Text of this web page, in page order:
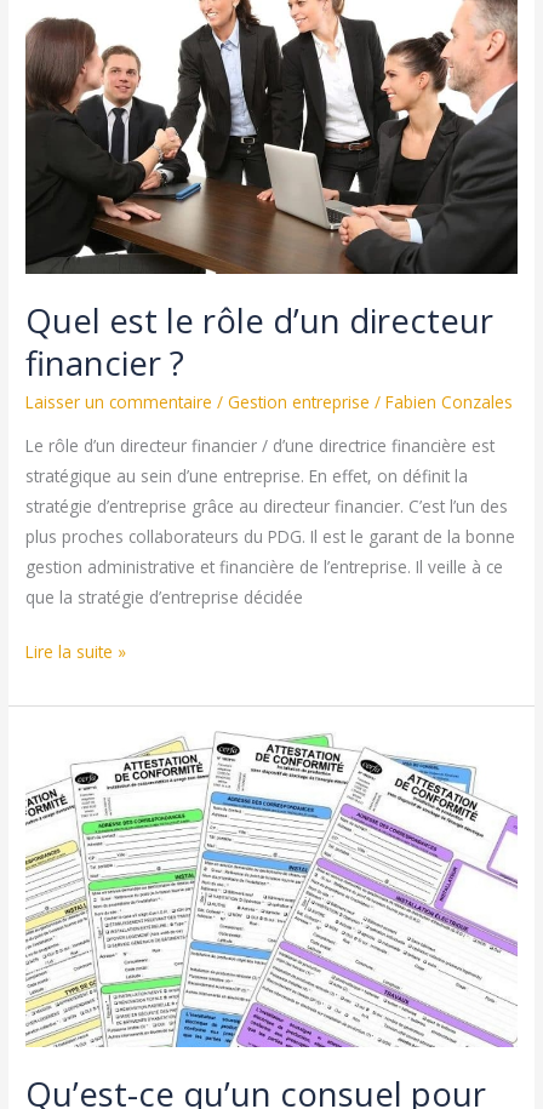
sur
les
frais
professionnels
Quel est le rôle d’un directeur
financier ?
Laisser un commentaire /Gestion entreprise /Fabien Conzales
Le rôle d’un directeur financier / d’une directrice financière est
stratégique au sein d’une entreprise. En effet, on définit la
stratégie d’entreprise grâce au directeur financier. C’est l’un des
plus proches collaborateurs du PDG. Il est le garant de la bonne
gestion administrative et financière de l’entreprise. Il veille à ce
que la stratégie d’entreprise décidée
Quel
le
directeur
financier
?
Lire la suite »
Qu’est-ce qu’un consuel pour